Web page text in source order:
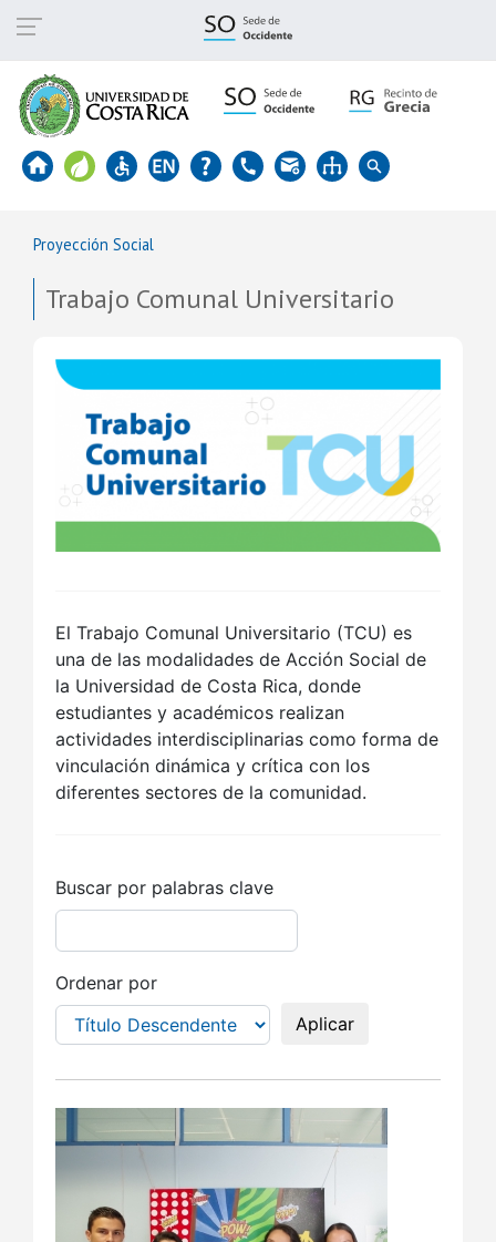
Pasar
al
principal
Proyección Social
Trabajo Comunal Universitario
El Trabajo Comunal Universitario (TCU) es
una de las modalidades de Acción Social de
la Universidad de Costa Rica, donde
estudiantes y académicos realizan
actividades interdisciplinarias como forma de
vinculación dinámica y crítica con los
diferentes sectores de la comunidad.
Buscar por palabras clave
Ordenar por
Aplicar